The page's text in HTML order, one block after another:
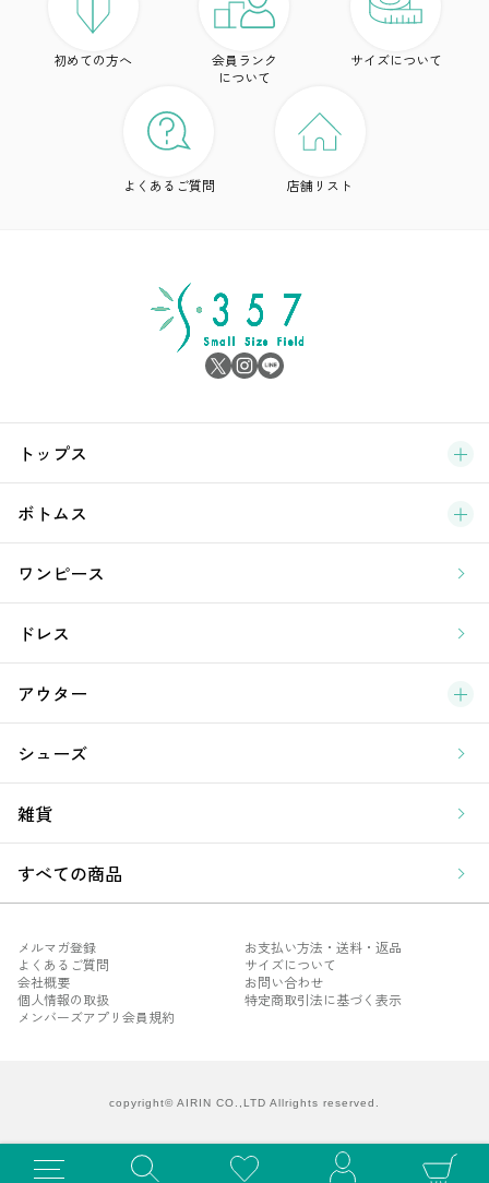
ブ
新
ラ
ア
初めての方へ
会員ランク
について
サイズについて
よくあるご質問 店舗リスト
トップス
ボトムス
ワンピース
ドレス
アウター
シューズ
雑貨
すべての商品
メルマガ登録
お支払い方法・送料・返品
よくあるご質問
サイズについて
会社概要
お問い合わせ
個人情報の取扱
特定商取引法に基づく表示
メンバーズアプリ会員規約
copyright© AIRIN CO.,LTD Allrights reserved.